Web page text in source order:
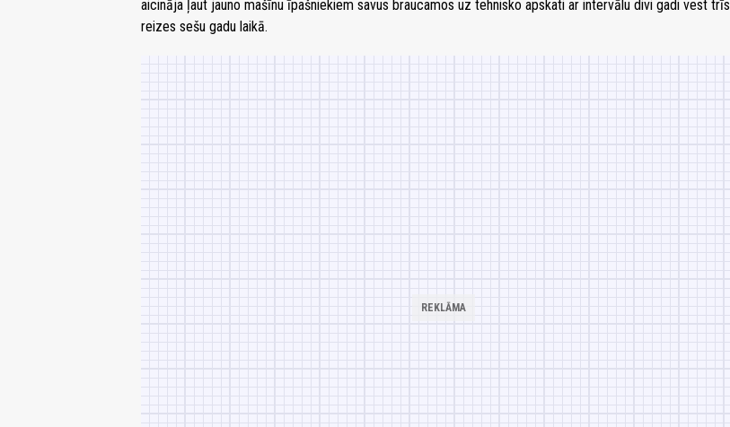
aicināja ļaut jauno mašīnu īpašniekiem savus braucamos uz tehnisko apskati ar intervālu divi gadi vest trīs
reizes sešu gadu laikā.